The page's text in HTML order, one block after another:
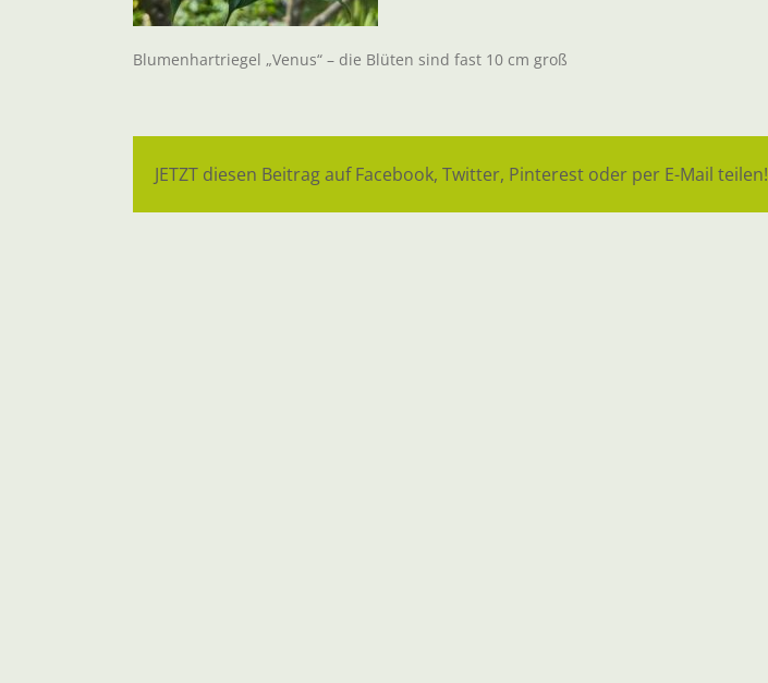
Blumenhartriegel „Venus“ – die Blüten sind fast 10 cm groß
JETZT diesen Beitrag auf Facebook, Twitter, Pinterest oder per E-Mail teilen!